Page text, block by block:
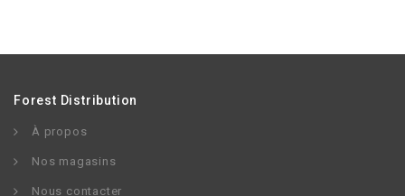
Forest Distribution
À propos
Nos magasins
Nous contacter